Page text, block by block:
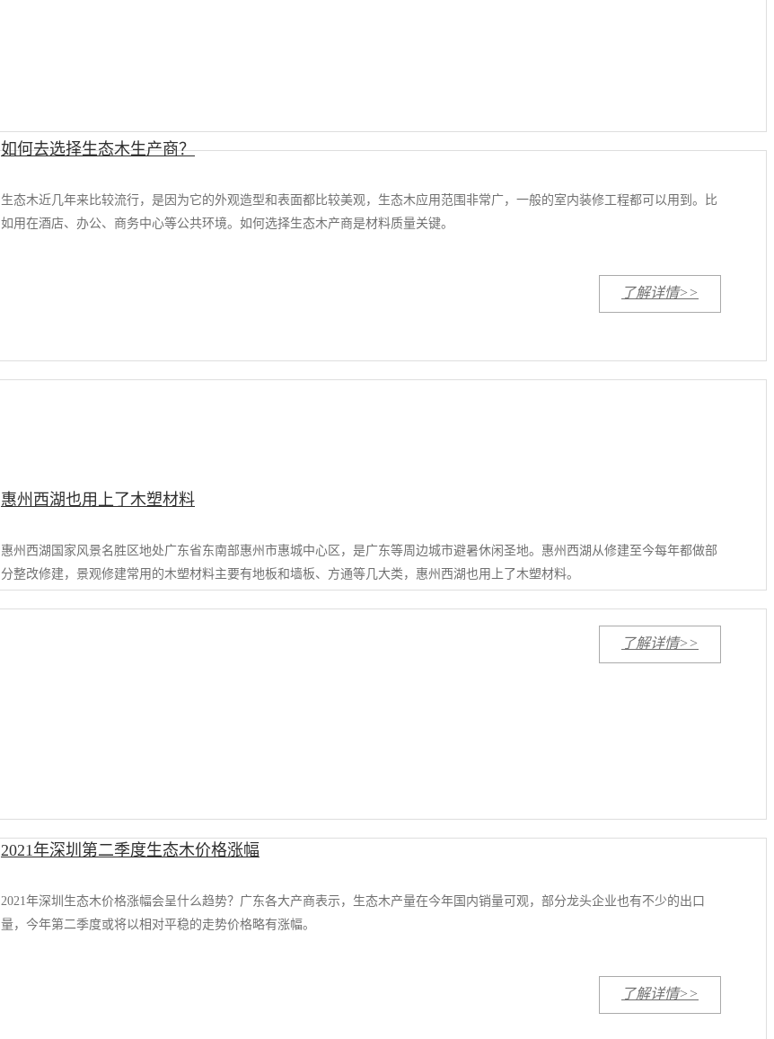
如何去选择生态木生产商？
生态木近几年来比较流行，是因为它的外观造型和表面都比较美观，生态木应用范围非常广，一般的室内装修工程都可以用到。比
如用在酒店、办公、商务中心等公共环境。如何选择生态木产商是材料质量关键。
了解详情>>
惠州西湖也用上了木塑材料
惠州西湖国家风景名胜区地处广东省东南部惠州市惠城中心区，是广东等周边城市避暑休闲圣地。惠州西湖从修建至今每年都做部
分整改修建，景观修建常用的木塑材料主要有地板和墙板、方通等几大类，惠州西湖也用上了木塑材料。
了解详情>>
2021年深圳第二季度生态木价格涨幅
2021年深圳生态木价格涨幅会呈什么趋势？广东各大产商表示，生态木产量在今年国内销量可观，部分龙头企业也有不少的出口
量，今年第二季度或将以相对平稳的走势价格略有涨幅。
了解详情>>